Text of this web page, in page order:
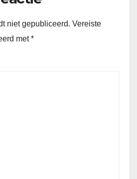
niet gepubliceerd. Vereiste
met*